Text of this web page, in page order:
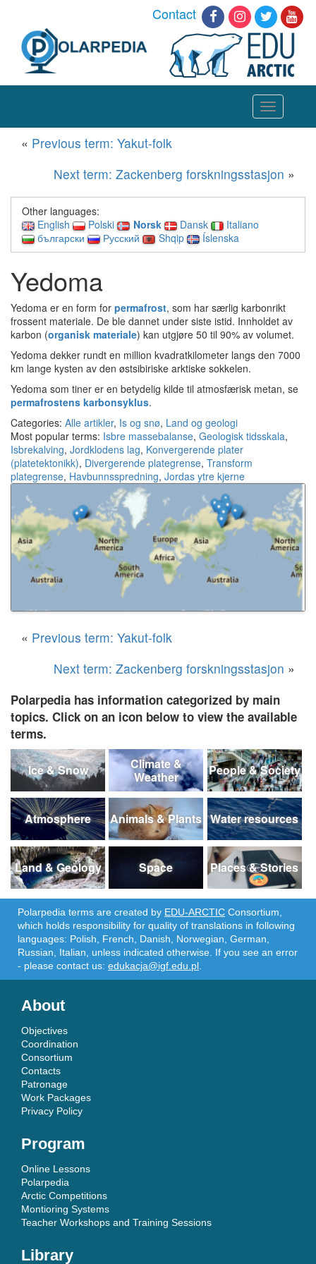
Contact
Toggle
navigation
« Previous term: Yakut-folk
Next term: Zackenberg forskningsstasjon »
Other languages:
English
Polski Norsk Dansk
Italiano
български
Русский Shqip Íslenska
Yedoma
Yedoma er en form for permafrost, som har særlig karbonrikt
frossent materiale. De ble dannet under siste istid. Innholdet av
karbon (organisk materiale) kan utgjøre 50 til 90% av volumet.
Yedoma dekker rundt en million kvadratkilometer langs den 7000
km lange kysten av den østsibiriske arktiske sokkelen.
Yedoma som tiner er en betydelig kilde til atmosfærisk metan, se
permafrostens karbonsyklus.
Categories: Alle artikler, Is og snø, Land og geologi
Most popular terms: Isbre massebalanse, Geologisk tidsskala,
Isbrekalving, Jordklodens lag, Konvergerende plater
(platetektonikk), Divergerende plategrense, Transform
plategrense, Havbunnsspredning, Jordas ytre kjerne
« Previous term: Yakut-folk
Next term: Zackenberg forskningsstasjon »
Polarpedia has information categorized by main
topics. Click on an icon below to view the available
terms.
Ice & Snow
Climate &
Weather
People & Society
Atmosphere Animals & Plants Water resources
Land & Geology Space Places & Stories
Polarpedia terms are created by EDU-ARCTIC Consortium,
which holds responsibility for quality of translations in following
languages: Polish, French, Danish, Norwegian, German,
Russian, Italian, unless indicated otherwise. If you see an error
- please contact us: edukacja@igf.edu.pl
About
Objectives
Coordination
Consortium
Contacts
Patronage
Work Packages
Privacy Policy
Program
Online Lessons
Polarpedia
Arctic Competitions
Montioring Systems
Teacher Workshops and Training Sessions
Library